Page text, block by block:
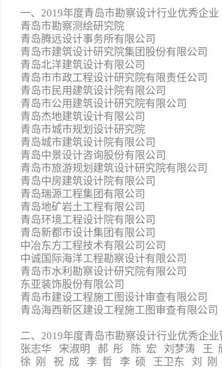
一、2019年度青岛市勘察设计行业优秀企业
青岛市勘察测绘研究院
青岛腾远设计事务所有限公司
青岛市建筑设计研究院集团股份有限公司
青岛北洋建筑设计有限公司
青岛市市政工程设计研究院有限责任公司
青岛市民用建筑设计院有限公司
青岛市公用建筑设计研究院有限公司
青岛杰地建筑设计有限公司
青岛市城市规划设计研究院
青岛城市建筑设计院有限公司
青岛中景设计咨询股份有限公司
青岛市旅游规划建筑设计研究院有限公司
青岛中房建筑设计院有限公司
青岛瑞源工程集团有限公司
青岛地矿岩土工程有限公司
青岛环境工程设计院有限公司
青岛新都市设计集团有限公司
中冶东方工程技术有限公司公司
中诚国际海洋工程勘察设计有限公司
青岛市水利勘察设计研究院有限公司
东亚装饰股份有限公司
青岛市建设工程施工图设计审查有限公司
青岛海西新区建设工程施工图审查有限公司
二、2019年度青岛市勘察设计行业优秀企业
张志华
宋淑明 郝 彤 陈 宏 刘梦涛 王
徐 刚 祝 成 李 哲 李 硕 王卫东 刘
刚